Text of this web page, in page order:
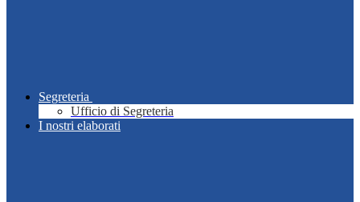
Segreteria
Ufficio di Segreteria
I nostri elaborati